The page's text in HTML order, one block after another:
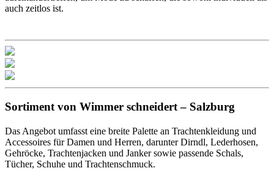
auch zeitlos ist.
Sortiment von Wimmer schneidert – Salzburg
Das Angebot umfasst eine breite Palette an Trachtenkleidung und
Accessoires für Damen und Herren, darunter Dirndl, Lederhosen,
Gehröcke, Trachtenjacken und Janker sowie passende Schals,
Tücher, Schuhe und Trachtenschmuck.